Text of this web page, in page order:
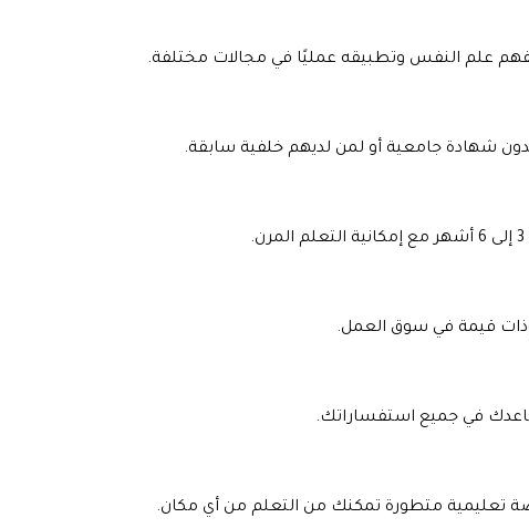
علم النفس وتطبيقه عمليًا في مجالات مختلفة.
شهادة جامعية أو لمن لديهم خلفية سابقة.
قيمة في سوق العمل.
في جميع استفساراتك.
تعليمية متطورة تمكنك من التعلم من أي مكان.